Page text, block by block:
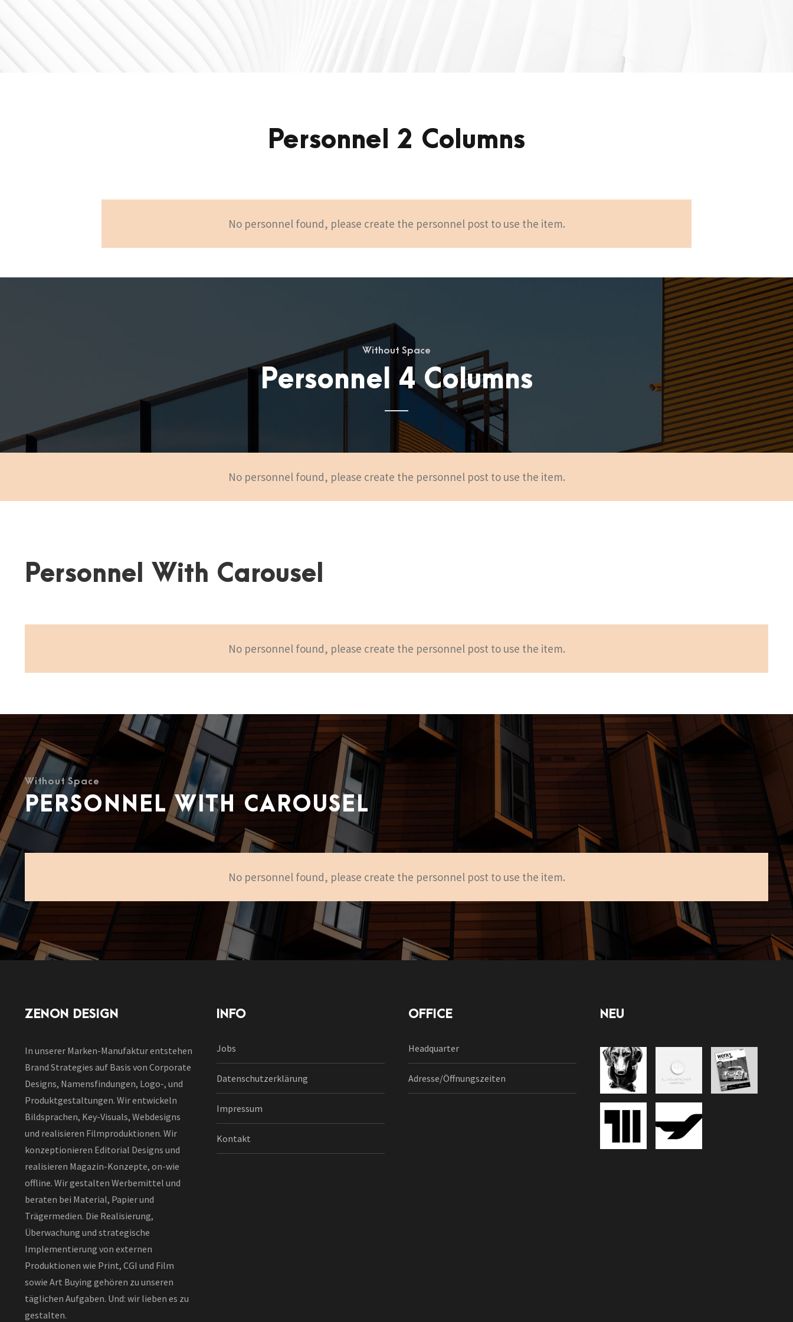
Personnel 2 Columns
No personnel found, please create the personnel post to use the item.
Without Space
Personnel 4 Columns
No personnel found, please create the personnel post to use the item.
Personnel With Carousel
No personnel found, please create the personnel post to use the item.
Without Space
PERSONNEL WITH CAROUSEL
No personnel found, please create the personnel post to use the item.
ZENON DESIGN
In unserer Marken-Manufaktur entstehen
Brand Strategies auf Basis von Corporate
Designs, Namensfindungen, Logo-, und
Produktgestaltungen. Wir entwickeln
Bildsprachen, Key-Visuals, Webdesigns
und realisieren Filmproduktionen. Wir
konzeptionieren Editorial Designs und
realisieren Magazin-Konzepte, on-wie
offline. Wir gestalten Werbemittel und
beraten bei Material, Papier und
Trägermedien. Die Realisierung,
Überwachung und strategische
Implementierung von externen
Produktionen wie Print, CGI und Film
sowie Art Buying gehören zu unseren
täglichen Aufgaben. Und: wir lieben es zu
gestalten.
INFO
Jobs
Datenschutzerklärung
Impressum
Kontakt
OFFICE
Headquarter
Adresse/Öffnungszeiten
NEU